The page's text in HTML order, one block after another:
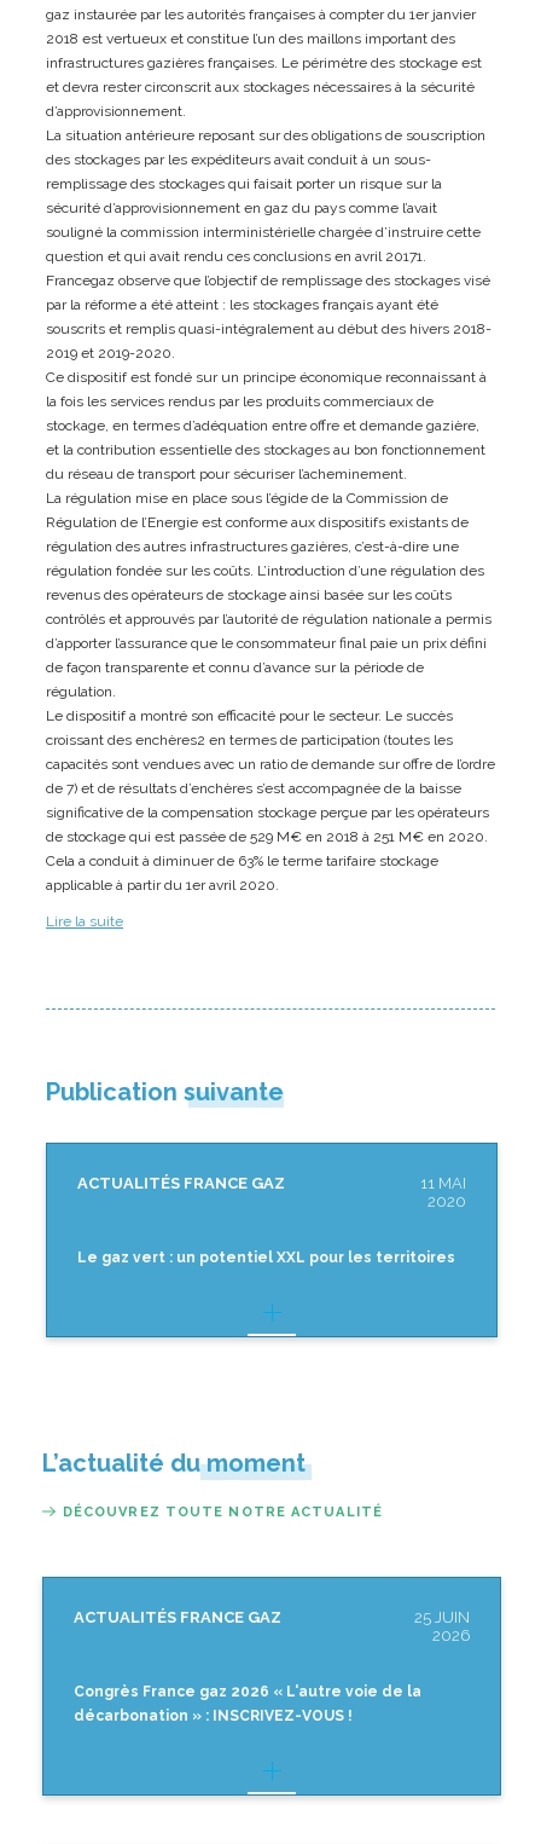
gaz instaurée par les autorités françaises à compter du 1er janvier
2018 est vertueux et constitue l’un des maillons important des
infrastructures gazières françaises. Le périmètre des stockage est
et devra rester circonscrit aux stockages nécessaires à la sécurité
d’approvisionnement.
La situation antérieure reposant sur des obligations de souscription
des stockages par les expéditeurs avait conduit à un sous-
remplissage des stockages qui faisait porter un risque sur la
sécurité d’approvisionnement en gaz du pays comme l’avait
souligné la commission interministérielle chargée d’instruire cette
question et qui avait rendu ces conclusions en avril 20171.
Francegaz observe que l’objectif de remplissage des stockages visé
par la réforme a été atteint : les stockages français ayant été
souscrits et remplis quasi-intégralement au début des hivers 2018-
2019 et 2019-2020.
Ce dispositif est fondé sur un principe économique reconnaissant à
la fois les services rendus par les produits commerciaux de
stockage, en termes d’adéquation entre offre et demande gazière,
et la contribution essentielle des stockages au bon fonctionnement
du réseau de transport pour sécuriser l’acheminement.
La régulation mise en place sous l’égide de la Commission de
Régulation de l’Energie est conforme aux dispositifs existants de
régulation des autres infrastructures gazières, c’est-à-dire une
régulation fondée sur les coûts. L’introduction d’une régulation des
revenus des opérateurs de stockage ainsi basée sur les coûts
contrôlés et approuvés par l’autorité de régulation nationale a permis
d’apporter l’assurance que le consommateur final paie un prix défini
de façon transparente et connu d’avance sur la période de
régulation.
Le dispositif a montré son efficacité pour le secteur. Le succès
croissant des enchères2 en termes de participation (toutes les
capacités sont vendues avec un ratio de demande sur offre de l’ordre
de 7) et de résultats d’enchères s’est accompagnée de la baisse
significative de la compensation stockage perçue par les opérateurs
de stockage qui est passée de 529 M€ en 2018 à 251 M€ en 2020.
Cela a conduit à diminuer de 63% le terme tarifaire stockage
applicable à partir du 1er avril 2020.
Lire la suite
Publication suivante
ACTUALITÉS FRANCE GAZ
11 MAI
2020
Le gaz vert : un potentiel XXL pour les territoires
L’actualité du moment
DÉCOUVREZ TOUTE NOTRE ACTUALITÉ
ACTUALITÉS FRANCE GAZ
25 JUIN
2026
Congrès France gaz 2026 « L'autre voie de la
décarbonation » : INSCRIVEZ-VOUS !